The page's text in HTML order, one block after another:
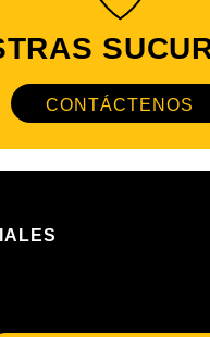
CONTÁCTENOS